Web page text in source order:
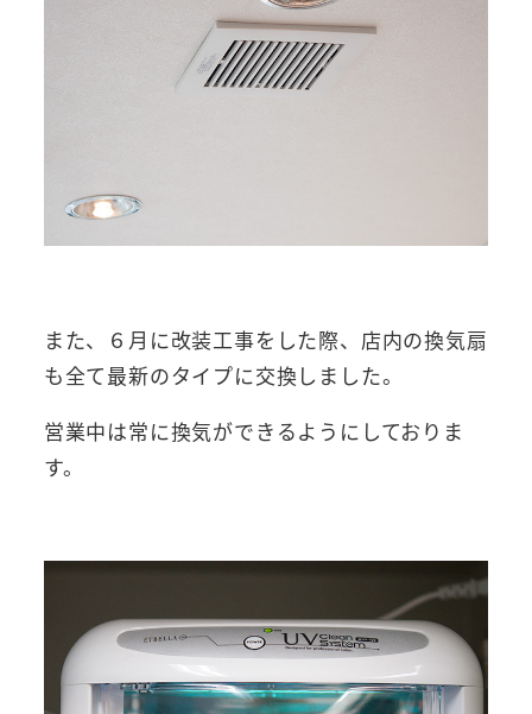
また、６月に改装工事をした際、店内の換気扇
も全て最新のタイプに交換しました。
営業中は常に換気ができるようにしておりま
す。